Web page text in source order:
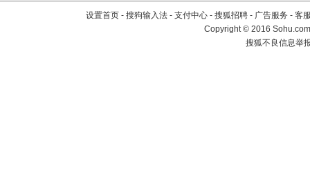
设置首页 - 搜狗输入法 - 支付中心 - 搜狐招聘 - 广告服务 - 客
Copyright©2016
搜狐不良信息举